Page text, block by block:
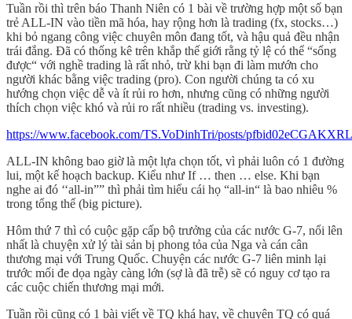
Tuần rồi thì trên báo Thanh Niên có 1 bài về trường hợp một số bạn
trẻ ALL-IN vào tiền mã hóa, hay rộng hơn là trading (fx, stocks…)
khi bỏ ngang công việc chuyên môn đang tốt, và hậu quả đều nhận
trái đắng. Đã có thống kê trên khắp thế giới rằng tỷ lệ có thể “sống
được“ với nghề trading là rất nhỏ, trừ khi bạn đi làm mướn cho
người khác bằng việc trading (pro). Con người chúng ta có xu
hướng chọn việc dễ và ít rủi ro hơn, nhưng cũng có những người
thích chọn việc khó và rủi ro rất nhiều (trading vs. investing).
https://www.facebook.com/TS.VoDinhTri/posts/
ALL-IN không bao giờ là một lựa chọn tốt, vì phải luôn có 1 đường
lui, một kế hoạch backup. Kiểu như If … then … else. Khi bạn
nghe ai đó ‘‘all-in”” thì phải tìm hiểu cái họ “all-in“ là bao nhiêu %
trong tổng thể (big picture).
Hôm thứ 7 thì có cuộc gặp cấp bộ trưởng của các nước G-7, nổi lên
nhất là chuyện xử lý tài sản bị phong tỏa của Nga và cán cân
thương mại với Trung Quốc. Chuyện các nước G-7 liên minh lại
trước mối đe dọa ngày càng lớn (sợ là đã trễ) sẽ có nguy cơ tạo ra
các cuộc chiến thương mại mới.
Tuần rồi cũng có 1 bài viết về TQ khá hay, về chuyện TQ có quá